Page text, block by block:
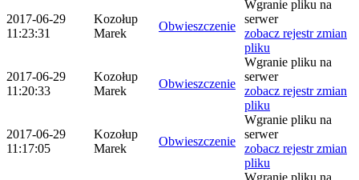
2017-06-29
11:23:31
Kozołup
Marek
Obwieszczenie
Wgranie pliku na
serwer
zobacz rejestr zmian
pliku
2017-06-29
11:20:33
Kozołup
Marek
Obwieszczenie
Wgranie pliku na
serwer
zobacz rejestr zmian
pliku
2017-06-29
11:17:05
Kozołup
Marek
Obwieszczenie
Wgranie pliku na
serwer
zobacz rejestr zmian
pliku
Wgranie pliku na